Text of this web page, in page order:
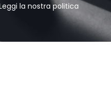
la nostra politica